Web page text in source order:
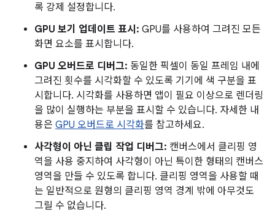
록 강제 설정합니다.
GPU 보기 업데이트 표시: GPU를 사용하여 그려진 모든
화면 요소를 표시합니다.
GPU 오버드로 디버그: 동일한 픽셀이 동일 프레임 내에
그려진 횟수를 시각화할 수 있도록 기기에 색 구분을 표
시합니다. 시각화를 사용하면 앱이 필요 이상으로 렌더링
을 많이 실행하는 부분을 표시할 수 있습니다. 자세한 내
용은 GPU 오버드로 시각화를 참고하세요.
사각형이 아닌 클립 작업 디버그: 캔버스에서 클리핑 영
역을 사용 중지하여 사각형이 아닌 특이한 형태의 캔버스
영역을 만들 수 있도록 합니다. 클리핑 영역을 사용할 때
는 일반적으로 원형의 클리핑 영역 경계 밖에 아무것도
그릴 수 없습니다.